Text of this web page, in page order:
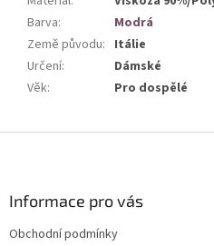
Barva:
Modrá
Země původu: Itálie
Určení:
Dámské
Věk: Pro dospělé
Informace pro vás
Obchodní podmínky